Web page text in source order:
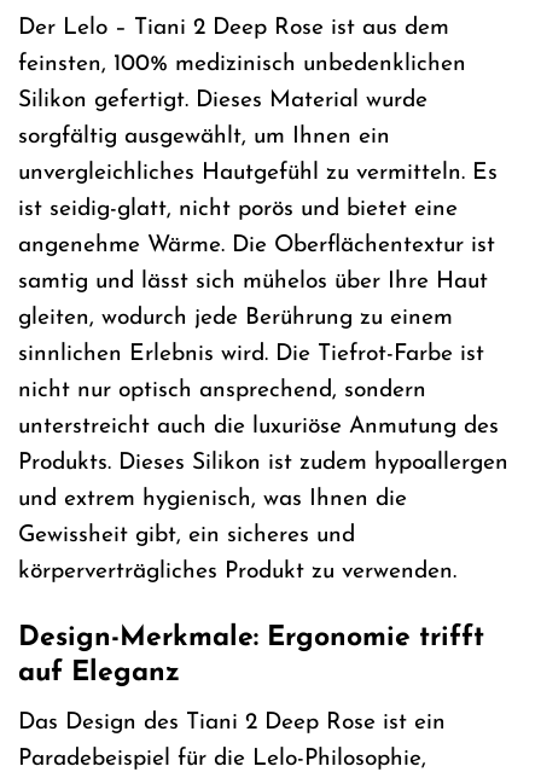
Der Lelo – Tiani 2 Deep Rose ist aus dem
feinsten, 100% medizinisch unbedenklichen
Silikon gefertigt. Dieses Material wurde
sorgfältig ausgewählt, um Ihnen ein
unvergleichliches Hautgefühl zu vermitteln. Es
ist seidig-glatt, nicht porös und bietet eine
angenehme Wärme. Die Oberflächentextur ist
samtig und lässt sich mühelos über Ihre Haut
gleiten, wodurch jede Berührung zu einem
sinnlichen Erlebnis wird. Die Tiefrot-Farbe ist
nicht nur optisch ansprechend, sondern
unterstreicht auch die luxuriöse Anmutung des
Produkts. Dieses Silikon ist zudem hypoallergen
und extrem hygienisch, was Ihnen die
Gewissheit gibt, ein sicheres und
körperverträgliches Produkt zu verwenden.
Design-Merkmale: Ergonomie trifft
auf Eleganz
Das Design des Tiani 2 Deep Rose ist ein
Paradebeispiel für die Lelo-Philosophie,